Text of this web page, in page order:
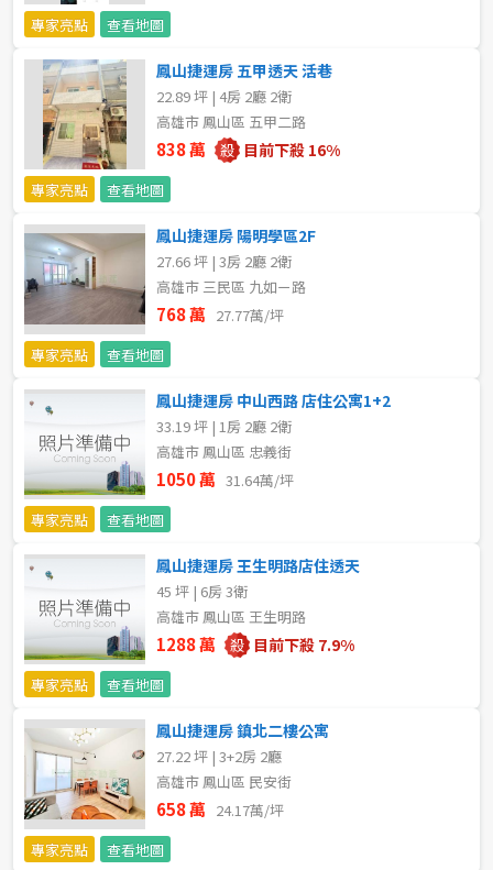
屏東縣
台東縣
花蓮縣
金門連江
樓層
不拘
地下室
1樓
3樓 4樓
5~10樓 11~20樓
21樓以上
~ 樓
格局
不拘
3房
4房 5房以上
屋齡
不拘
5-10 年
專家亮點
查看地圖
鳳山捷運房 五甲透天 活巷
22.89 坪 | 4房 2廳 2衛
高雄市 鳳山區 五甲二路
838 萬 目前下殺 16%
專家亮點 查看地圖
鳳山捷運房 陽明學區2F
27.66 坪 | 3房 2廳 2衛
高雄市 三民區 九如ㄧ路
768 萬 27.77萬/坪
專家亮點
查看地圖
鳳山捷運房 中山西路 店住公寓1+2
33.19 坪 | 1房 2廳 2衛
高雄市 鳳山區 忠義街
1050 萬 31.64萬/坪
專家亮點
查看地圖
鳳山捷運房 王生明路店住透天
45 坪 | 6房 3衛
高雄市 鳳山區 王生明路
1288 萬 目前下殺 7.9%
專家亮點 查看地圖
鳳山捷運房 鎮北二樓公寓
27.22 坪 | 3+2房 2廳
高雄市 鳳山區 民安街
658 萬 24.17萬/坪
專家亮點
查看地圖